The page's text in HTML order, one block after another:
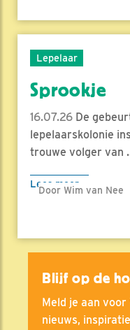
Lepelaar
Sprookje
16.07.26 De
lepelaarskolonie
trouwe volger van
Lees meer
Door Wim van Nee
Blijf op de
Meld je aan
nieuws,